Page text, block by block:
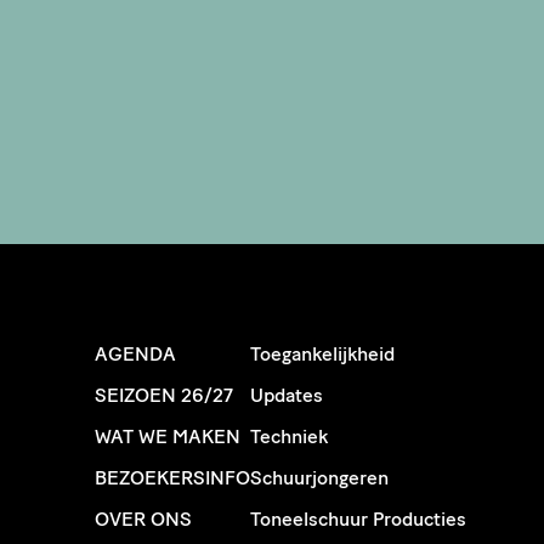
AGENDA
SEIZOEN 26/27
WAT WE MAKEN
BEZOEKERSINFO
OVER ONS
Toegankelijkheid
Updates
Techniek
Schuurjongeren
Toneelschuur Producties